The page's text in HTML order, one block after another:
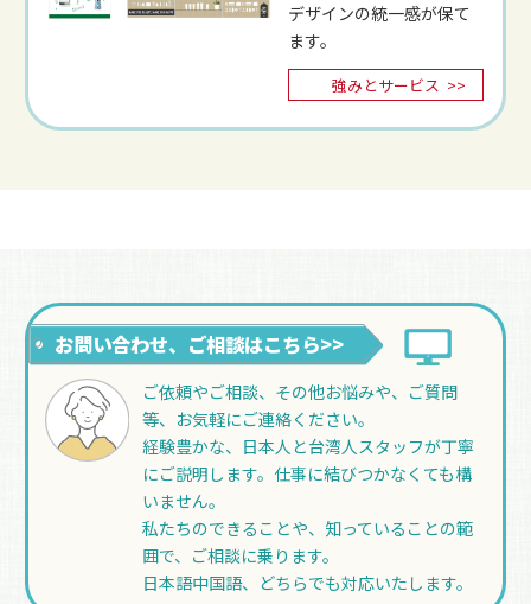
デザインの統一感が保て
ます。
強みとサービス >>
お問い合わせ、ご相談はこちら>>
ご依頼やご相談、その他お悩みや、ご質問
等、お気軽にご連絡ください。
経験豊かな、日本人と台湾人スタッフが丁寧
にご説明します。仕事に結びつかなくても構
いません。
私たちのできることや、知っていることの範
囲で、ご相談に乗ります。
日本語中国語、どちらでも対応いたします。